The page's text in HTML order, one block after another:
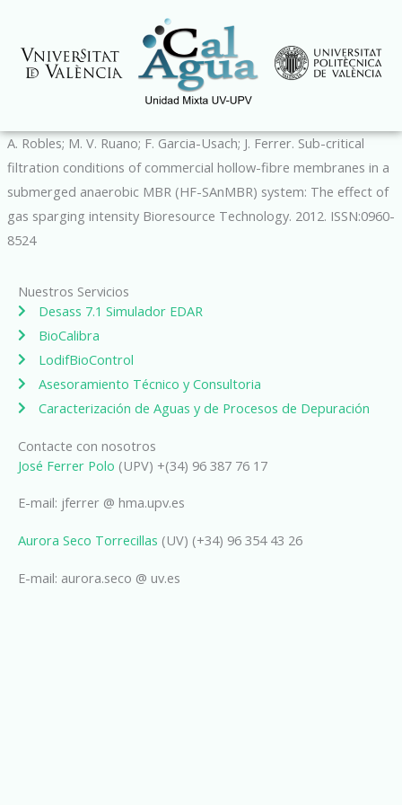
contenido
A. Robles; M. V. Ruano; F. Garcia-Usach; J. Ferrer. Sub-critical
filtration conditions of commercial hollow-fibre membranes in a
submerged anaerobic MBR (HF-SAnMBR) system: The effect of
gas sparging intensity Bioresource Technology. 2012. ISSN:0960-
8524
Nuestros Servicios
Desass 7.1 Simulador EDAR
BioCalibra
LodifBioControl
Asesoramiento Técnico y Consultoria
Caracterización de Aguas y de Procesos de Depuración
Contacte con nosotros
José Ferrer Polo (UPV) +(34) 96 387 76 17
E-mail: jferrer @ hma.upv.es
Aurora Seco Torrecillas (UV) (+34) 96 354 43 26
E-mail: aurora.seco @ uv.es